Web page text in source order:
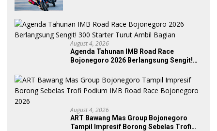
August 4, 2026
Agenda Tahunan IMB Road Race
Bojonegoro 2026 Berlangsung Sengit!
August 4, 2026
ART Bawang Mas Group Bojonegoro
Tampil Impresif Borong Sebelas Trofi